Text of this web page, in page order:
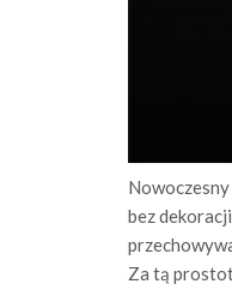
bez
Za tą